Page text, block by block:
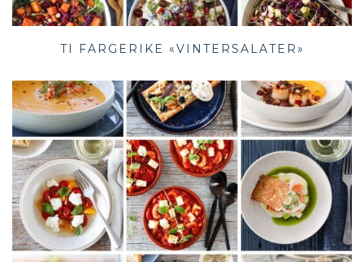
TI FARGERIKE «VINTERSALATER»